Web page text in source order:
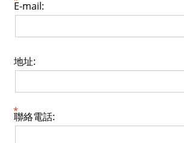
E-mail:
地址:
聯絡電話: